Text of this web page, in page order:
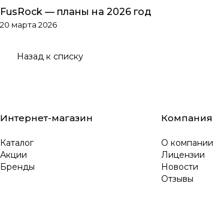
Обзоры товаров
FusRock — планы на 2026 год
20 марта 2026
Назад к списку
Интернет-магазин
Каталог
Акции
Бренды
Компания
О компании
Лицензии
Новости
Отзывы